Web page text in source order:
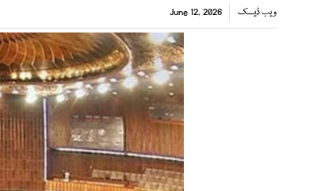
ویب ڈیسک June 12, 2026